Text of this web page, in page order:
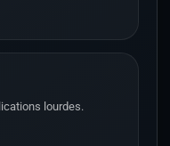
lourdes.